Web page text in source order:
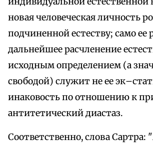
новая человеческая личность
подчиненной естеству; само ее
дальнейшее расчленение
исходным определением (а
свободой) служит не ее
инаковость по отношению к
антитетический диастаз.
Соответственно, слова Сартра: